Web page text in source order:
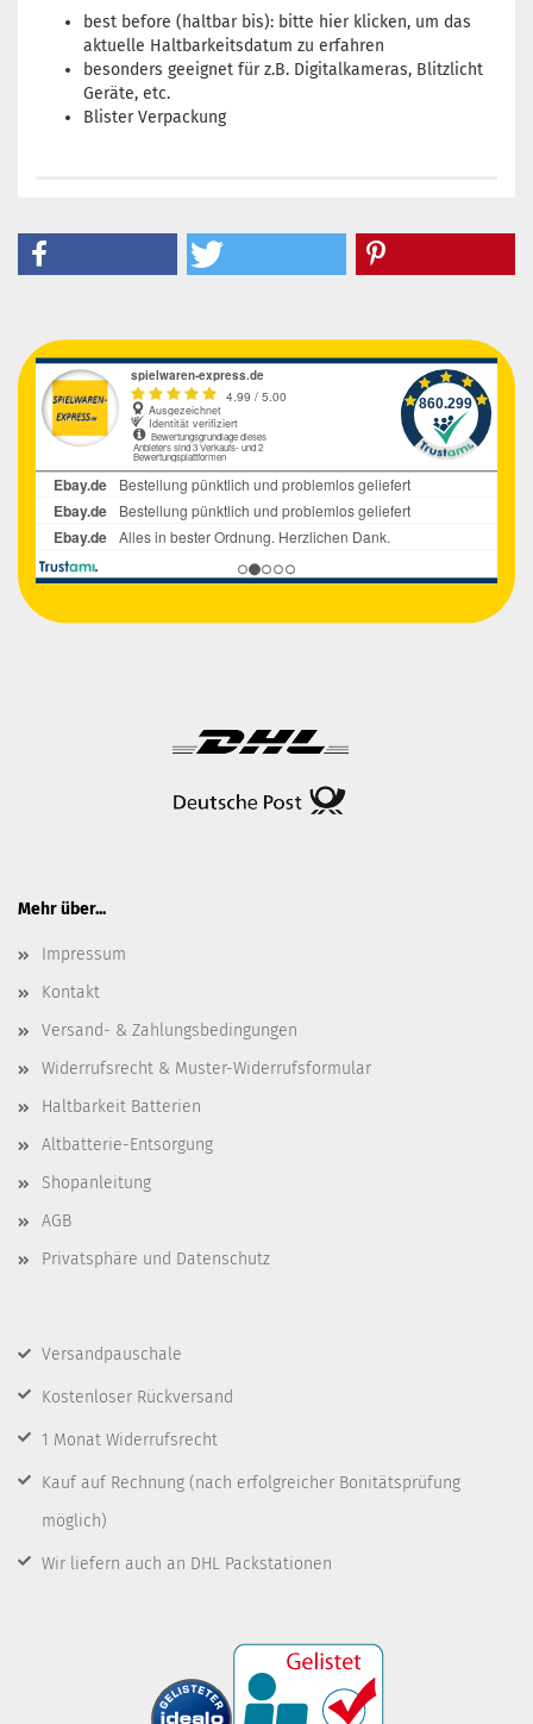
best before (haltbar bis): bitte hierklicken, um das
aktuelle Haltbarkeitsdatum zu erfahren
besonders geeignet für z.B. Digitalkameras, Blitzlicht
Geräte, etc.
Blister Verpackung
Mehr über...
Impressum
Kontakt
Versand- & Zahlungsbedingungen
Widerrufsrecht & Muster-Widerrufsformular
Haltbarkeit Batterien
Altbatterie-Entsorgung
Shopanleitung
AGB
Privatsphäre und Datenschutz
Versandpauschale
Kostenloser Rückversand
1 Monat Widerrufsrecht
Kauf auf Rechnung (nach erfolgreicher Bonitätsprüfung
möglich)
Wir liefern auch an DHL Packstationen